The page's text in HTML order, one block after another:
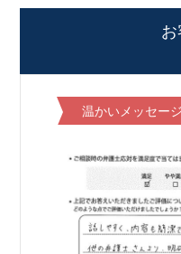
温かいメッセー